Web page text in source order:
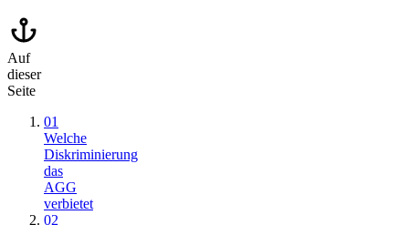
Auf
dieser
Seite
01
Welche
Diskriminierung
das
AGG
verbietet
02